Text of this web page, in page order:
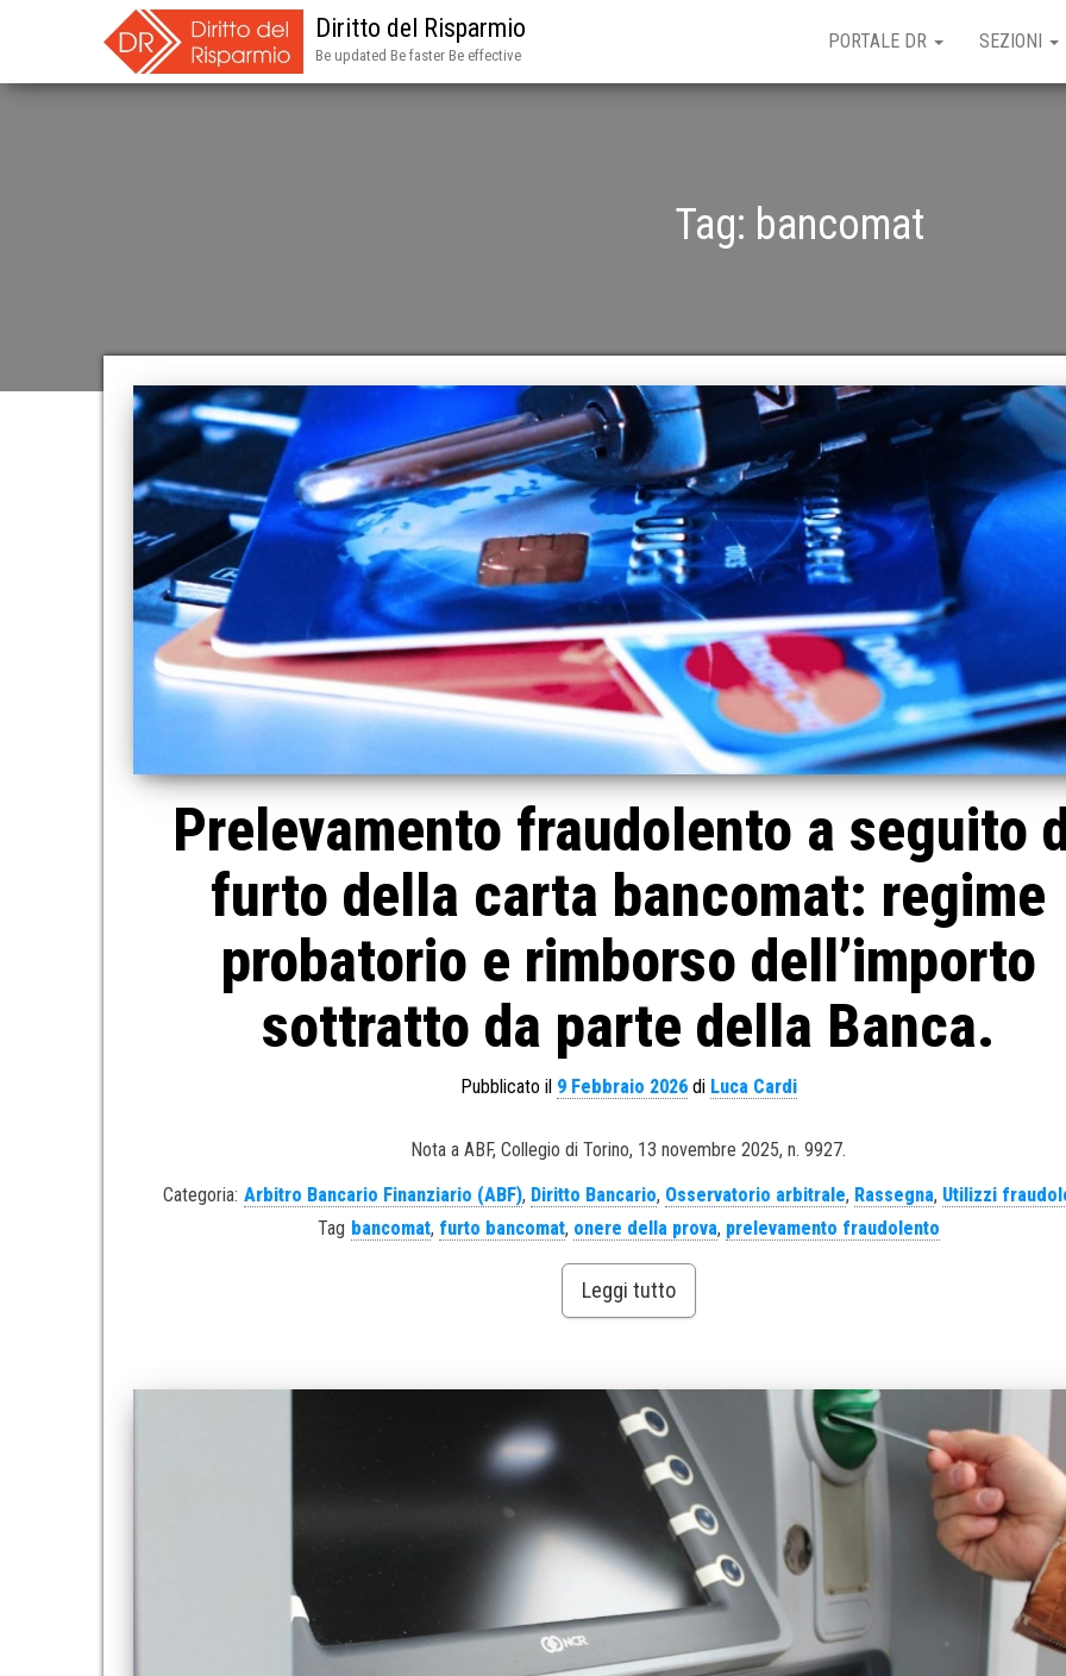
Diritto del Risparmio
Be updated Be faster Be effective
PORTALE DR SEZIONI
Tag: bancomat
Prelevamento fraudolento a seguito
furto della carta bancomat: regime
probatorio e rimborso dell’importo
sottratto da parte della Banca.
Pubblicato il 9 Febbraio 2026di Luca Cardi
Nota a ABF, Collegio di Torino, 13 novembre 2025, n. 9927.
Categoria: Arbitro Bancario Finanziario (ABF), Diritto Bancario, Osservatorio arbitrale, Rassegna, Utilizzi
Tag bancomat, furto bancomat, onere della prova, prelevamento fraudolento
Leggi tutto